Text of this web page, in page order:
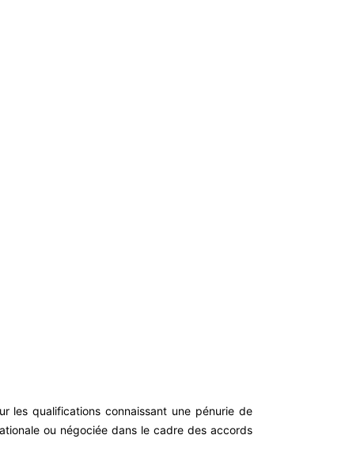
les qualifications connaissant une pénurie de
ou négociée dans le cadre des accords